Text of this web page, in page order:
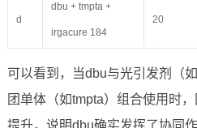
d
dbu + tmpta +
irgacure 184
20
可以看到，当dbu与光引发剂（
团单体（如tmpta）组合使用时